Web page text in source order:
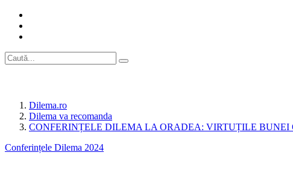
Dilema.ro
Dilema va recomanda
CONFERINȚELE DILEMA LA ORADEA: VIRTUȚILE
Conferințele Dilema 2024